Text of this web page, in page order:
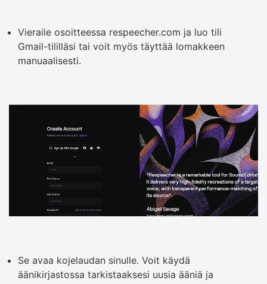
Vieraile osoitteessa respeecher.com ja luo tili
Gmail-tililläsi tai voit myös täyttää lomakkeen
manuaalisesti.
Se avaa kojelaudan sinulle. Voit käydä
äänikirjastossa tarkistaaksesi uusia ääniä ja